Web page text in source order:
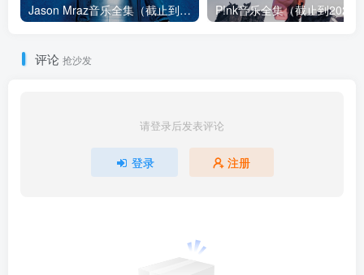
Jason Mraz音乐全集（截止到2026年08月04日）
评论 抢沙发
请登录后发表评论
登录 注册